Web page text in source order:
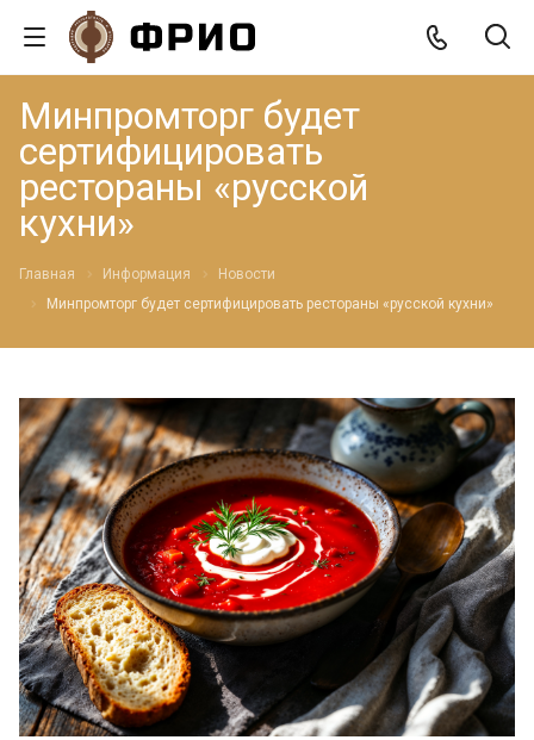
Минпромторг будет
сертифицировать
рестораны «русской
кухни»
Главная Информация
Новости
Минпромторг будет сертифицировать рестораны «русской кухни»